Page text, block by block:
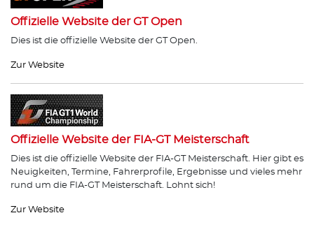
Offizielle Website der GT Open
Dies ist die offizielle Website der GT Open.
Zur Website
Offizielle Website der FIA-GT Meisterschaft
Dies ist die offizielle Website der FIA-GT Meisterschaft. Hier gibt es
Neuigkeiten, Termine, Fahrerprofile, Ergebnisse und vieles mehr
rund um die FIA-GT Meisterschaft. Lohnt sich!
Zur Website